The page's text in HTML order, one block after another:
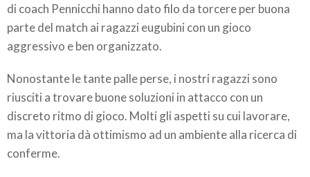
di coach Pennicchi hanno dato filo da torcere per buona
parte del match ai ragazzi eugubini con un gioco
aggressivo e ben organizzato.
Nonostante le tante palle perse, i nostri ragazzi sono
riusciti a trovare buone soluzioni in attacco con un
discreto ritmo di gioco. Molti gli aspetti su cui lavorare,
ma la vittoria dà ottimismo ad un ambiente alla ricerca di
conferme.